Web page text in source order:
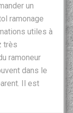
un
ramonage
utiles à
très
ramoneur
dans le
Il est